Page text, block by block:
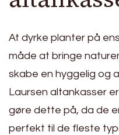
At dyrke planter på
måde at bringe
skabe en hyggelig og
Laursen altankasser
gøre dette på, da de
perfekt til de fleste